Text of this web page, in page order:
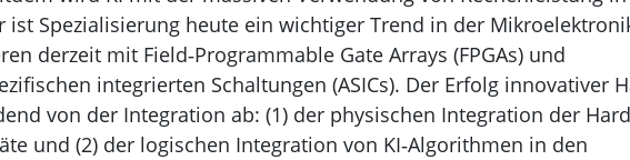
ist Spezialisierung heute ein wichtiger Trend in der
derzeit mit Field‑Programmable Gate Arrays (FPGAs) und
integrierten Schaltungen (ASICs). Der Erfolg innovativer
von der Integration ab: (1) der physischen Integration der
und (2) der logischen Integration von KI‑Algorithmen in den